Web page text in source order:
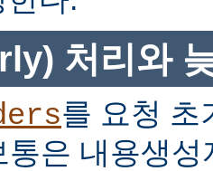
처리와
를 요청 초
통은 내용생